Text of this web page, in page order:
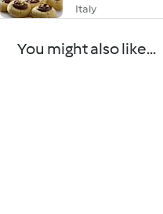
Italy
You might also like...